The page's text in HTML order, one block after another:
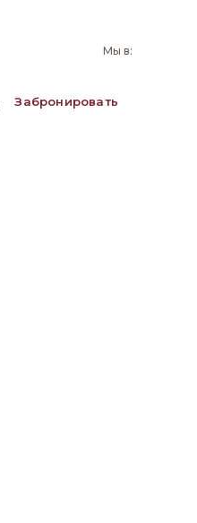
Мы в:
Забронировать